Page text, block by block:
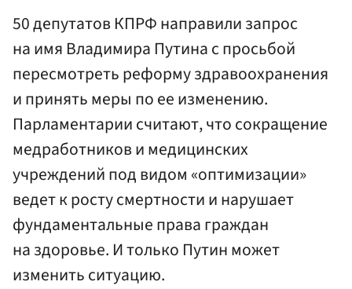
50 депутатов КПРФ направили запрос
на имя Владимира Путина с просьбой
пересмотреть реформу здравоохранения
и принять меры по ее изменению.
Парламентарии считают, что сокращение
медработников и медицинских
учреждений под видом «оптимизации»
ведет к росту смертности и нарушает
фундаментальные права граждан
на здоровье. И только Путин может
изменить ситуацию.